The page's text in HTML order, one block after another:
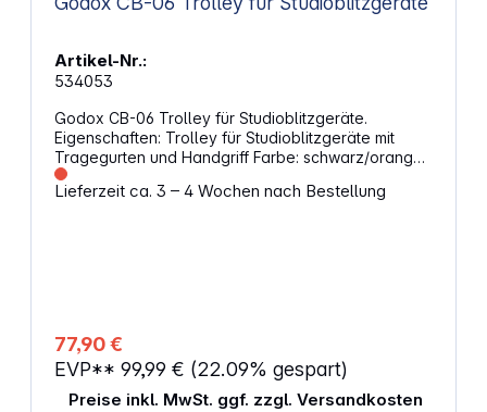
Artikel-Nr.:
534053
Godox CB-06 Trolley für Studioblitzgeräte.
Eigenschaften: Trolley für Studioblitzgeräte mit
Tragegurten und Handgriff Farbe: schwarz/orange
Abmessungen: 94 x 34 x 25 cm
Lieferzeit ca. 3 – 4 Wochen nach Bestellung
77,90 €
EVP** 99,99 € (22.09% gespart)
Preise inkl. MwSt. ggf. zzgl. Versandkosten